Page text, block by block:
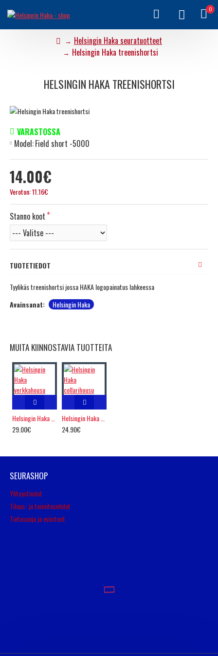
0
Helsingin Haka seuratuotteet
Helsingin Haka treenishortsi
HELSINGIN HAKA TREENISHORTSI
14.00€
Veroton: 11.16€
VARASTOSSA
Model:Field short -5000
Stanno koot
TUOTETIEDOT
Tyylikäs treenishortsi jossa HAKA logopainatus lahkeessa
Avainsanat:
Helsingin Haka
MUITA KIINNOSTAVIA TUOTTEITA
29.00€
24.90€
SEURASHOP
Yhteystiedot
Tilaus- ja toimitusehdot
Tietosuoja ja evästeet